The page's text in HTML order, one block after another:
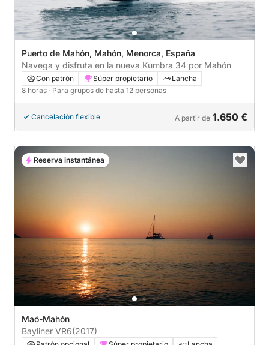
Puerto de Mahón, Mahón, Menorca, España
Navega y disfruta en la nueva Kumbra 34 por Mahón
Con patrón Súper propietario
Lancha
8 horas · Para grupos de hasta 12 personas
Cancelación flexible A partir de 1.650 €
Maó-Mahón
Bayliner VR6(2017)
Reserva instantánea